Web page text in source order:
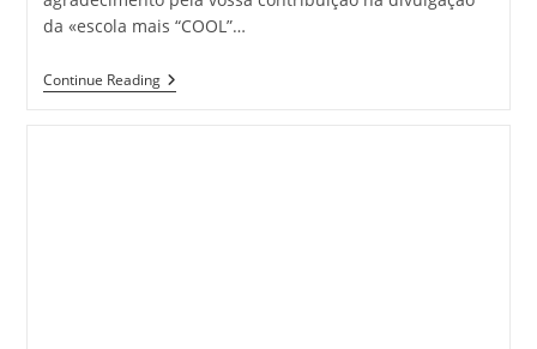
da «escola mais “COOL”…
Continue ReadingTime
Of